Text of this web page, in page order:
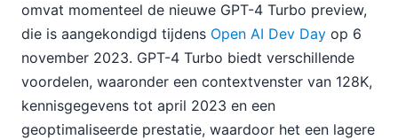
omvat momenteel de nieuwe GPT-4 Turbo preview,
die is aangekondigd tijdens Open AI Dev Day op 6
november 2023. GPT-4 Turbo biedt verschillende
voordelen, waaronder een contextvenster van 128K,
kennisgegevens tot april 2023 en een
geoptimaliseerde prestatie, waardoor het een lagere